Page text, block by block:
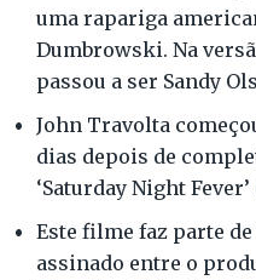
uma rapariga
Dumbrowski. Na
passou a ser Sandy
John Travolta
dias depois de
‘Saturday Night Fever’
Este filme faz parte
assinado entre o